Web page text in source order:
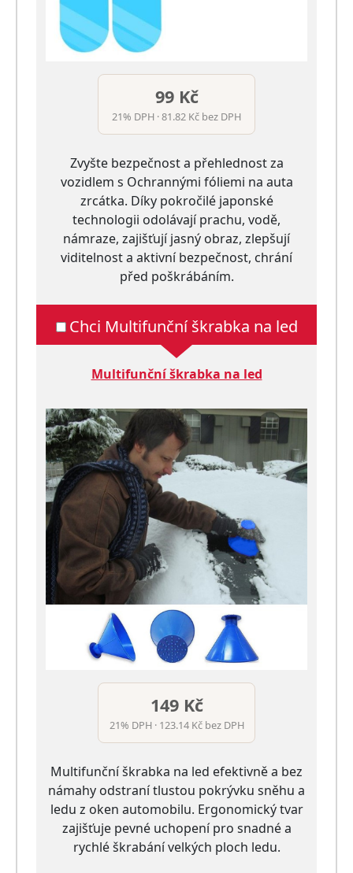
99 Kč
21% DPH · 81.82 Kč bez DPH
Zvyšte bezpečnost a přehlednost za
vozidlem s Ochrannými fóliemi na auta
zrcátka. Díky pokročilé japonské
technologii odolávají prachu, vodě,
námraze, zajišťují jasný obraz, zlepšují
viditelnost a aktivní bezpečnost, chrání
před poškrábáním.
Chci Multifunční škrabka na led
Multifunční škrabka na led
149 Kč
21% DPH · 123.14 Kč bez DPH
Multifunční škrabka na led efektivně a bez
námahy odstraní tlustou pokrývku sněhu a
ledu z oken automobilu. Ergonomický tvar
zajišťuje pevné uchopení pro snadné a
rychlé škrabání velkých ploch ledu.